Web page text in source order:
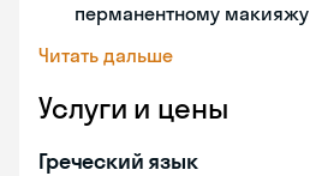
перманентному макияжу
Читать дальше
Услуги и цены
Греческий язык